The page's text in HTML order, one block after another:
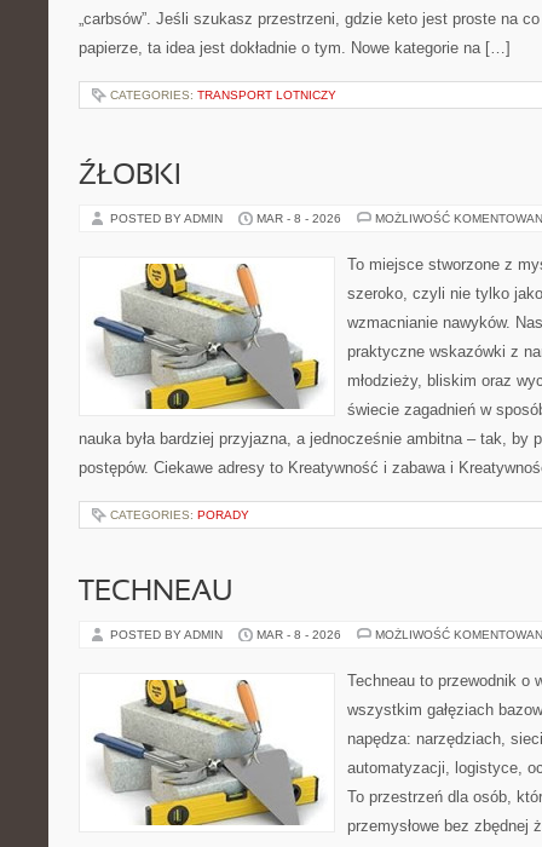
„carbsów”. Jeśli szukasz przestrzeni, gdzie keto jest proste na
papierze, ta idea jest dokładnie o tym. Nowe kategorie na […]
CATEGORIES: TRANSPORT LOTNICZY
ŹŁOBKI
POSTED BY ADMIN MAR - 8 - 2026 MOŻLIWOŚĆ
To miejsce stworzone z
szeroko, czyli nie tylko
wzmacnianie nawyków.
praktyczne wskazówki z
młodzieży, bliskim oraz
świecie zagadnień w
nauka była bardziej przyjazna, a jednocześnie ambitna – tak, by
postępów. Ciekawe adresy to Kreatywność i zabawa i
CATEGORIES: PORADY
TECHNEAU
POSTED BY ADMIN MAR - 8 - 2026 MOŻLIWOŚĆ
Techneau to przewodnik o
wszystkim gałęziach
napędza: narzędziach,
automatyzacji, logistyce,
To przestrzeń dla osób,
przemysłowe bez zbędnej